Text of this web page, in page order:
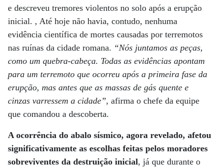
e descreveu tremores violentos no solo após a erupção
inicial. , Até hoje não havia, contudo, nenhuma
evidência científica de mortes causadas por terremotos
nas ruínas da cidade romana. “Nós juntamos as peças,
como um quebra-cabeça. Todas as evidências apontam
para um terremoto que ocorreu após a primeira fase da
erupção, mas antes que as massas de gás quente e
cinzas varressem a cidade”, afirma o chefe da equipe
que comandou a descoberta.
A ocorrência do abalo sísmico, agora revelado, afetou
significativamente as escolhas feitas pelos moradores
sobreviventes da destruição inicial, já que durante o